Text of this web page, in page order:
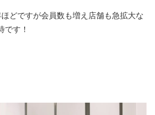
どですが会員数も増え店舗も急拡大な
です！